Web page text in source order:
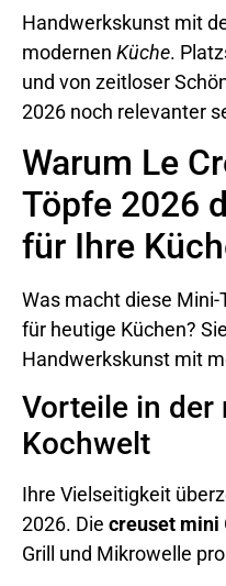
Handwerkskunst mit
modernen Küche.
und von zeitloser
2026 noch relevanter
Warum Le
Töpfe 2026
für Ihre
Was macht diese
für heutige Küchen?
Handwerkskunst mit
Vorteile in der
Kochwelt
Ihre Vielseitigkeit
2026. Die creuset mini
Grill und Mikrowelle